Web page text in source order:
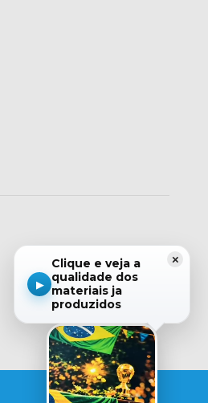
×
▶
Clique e veja a
qualidade dos
materiais ja
produzidos